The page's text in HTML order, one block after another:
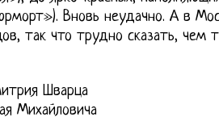
Вновь неудачно. А в
так что трудно сказать, чем
Шварца
Михайловича